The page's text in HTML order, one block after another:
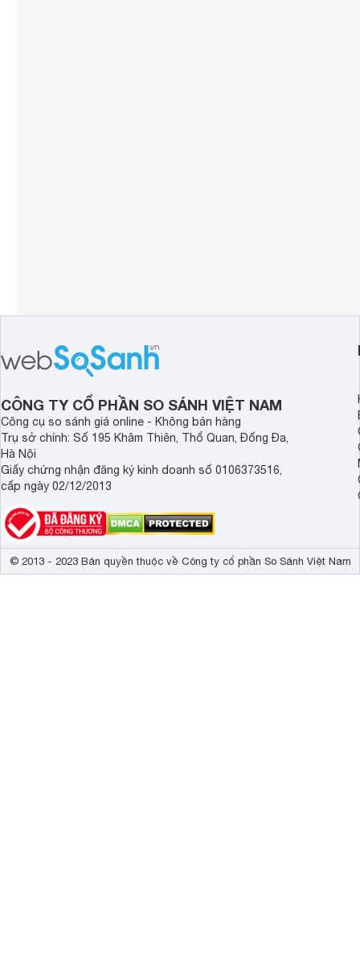
CÔNG TY CỔ PHẦN SO SÁNH VIỆT NAM
Công cụ so sánh giá online - Không bán hàng
Trụ sở chính: Số 195 Khâm Thiên, Thổ Quan, Đống Đa,
Hà Nội
Giấy chứng nhận đăng ký kinh doanh số 0106373516,
cấp ngày 02/12/2013
© 2013 - 2023 Bản quyền thuộc về Công ty cổ phần So Sánh Việt Nam